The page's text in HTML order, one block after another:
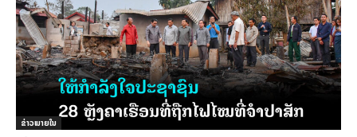
ຂ່າວພາຍ​ໃນ